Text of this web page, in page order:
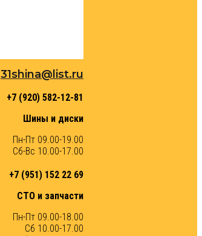
31shina@list.ru
+7 (920) 582-12-81
Шины и диски
Пн-Пт 09.00-19.00
Сб-Вс 10.00-17.00
+7 (951) 152 22 69
СТО и запчасти
Пн-Пт 09.00-18.00
Сб 10.00-17.00